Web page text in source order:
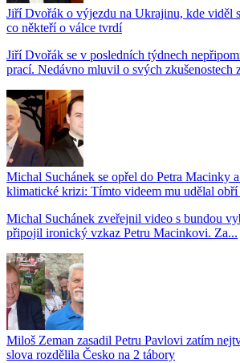
Jiří Dvořák o výjezdu na Ukrajinu, kde viděl
co někteří o válce tvrdí
Jiří Dvořák se v posledních týdnech
prací. Nedávno mluvil o svých zkušenostech
Michal Suchánek se opřel do Petra Macinky
klimatické krizi: Tímto videem mu udělal obří
Michal Suchánek zveřejnil video s bundou
připojil ironický vzkaz Petru Macinkovi. Za...
Miloš Zeman zasadil Petru Pavlovi zatím
slova rozdělila Česko na 2 tábory